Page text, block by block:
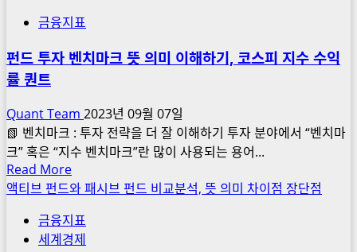
신
부
세
자
금
대
출
불
리,
금융지표
펀드 투자 벤치마크 뜻 의미 이해하기, 코스피 지수 수익
률 퀀트
Quant Team 2023년 09월 07일
📗 벤치마크 : 투자 전략을 더 잘 이해하기 투자 분야에서 “벤치마
크” 혹은 “지수 벤치마크”란 많이 사용되는 용어...
Read MoreRead
more
펀
드
액티브 펀드와 패시브 펀드 비교분석, 뜻 의미 차이점 장단점
금융지표
세계경제